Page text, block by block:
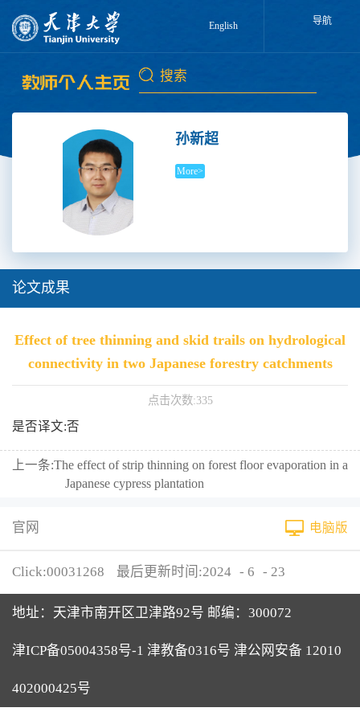
English 导航
孙新超
More>
论文成果
Effect of tree thinning and skid trails on hydrological
connectivity in two Japanese forestry catchments
点击次数:335
是否译文:否
上一条:The effect of strip thinning on forest floor evaporation in a
Japanese cypress plantation
官网 电脑版
Click:00031268 最后更新时间:2024 - 6 - 23
地址：天津市南开区卫津路92号 邮编：300072
津ICP备05004358号-1 津教备0316号 津公网安备 12010
402000425号